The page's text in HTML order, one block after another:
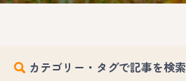
カテゴリー・タグで記事を検索